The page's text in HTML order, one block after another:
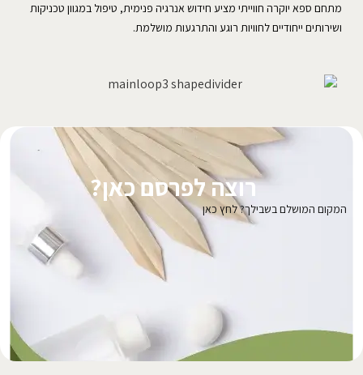
מתחם ספא יוקרה חווייתי מציע חידוש אנרגיה פנימית, טיפול במגוון טכניקות
ושירותים ייחודיים לחוויות רוגע והתרגעות מושלמת.
רוצה לפרסם כאן?
המקום המושלם בשבילך? לחץ כאן